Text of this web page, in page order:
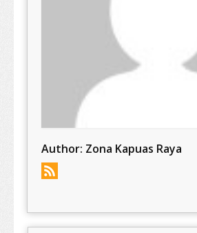
Author: Zona Kapuas Raya